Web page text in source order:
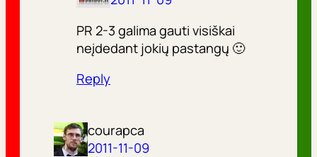
PR 2-3 galima gauti visiškai
neįdedant jokių pastangų 🙂
Reply
courapca
2011-11-09